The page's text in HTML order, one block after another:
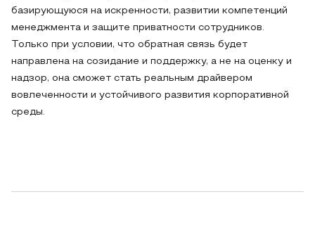
базирующуюся на искренности, развитии компетенций
менеджмента и защите приватности сотрудников.
Только при условии, что обратная связь будет
направлена на созидание и поддержку, а не на оценку и
надзор, она сможет стать реальным драйвером
вовлеченности и устойчивого развития корпоративной
среды.